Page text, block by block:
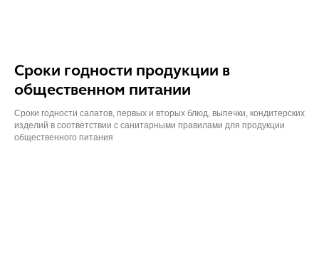
Сроки годности продукции в
общественном питании
Сроки годности салатов, первых и вторых блюд, выпечки, кондитерских
изделий в соответствии с санитарными правилами для продукции
общественного питания